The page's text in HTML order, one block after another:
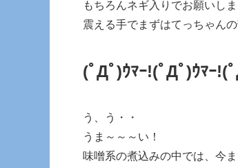
もちろんネギ入りでお願いしま
震える手でまずはてっちゃんの
(ﾟДﾟ)ｳﾏｰ!(ﾟДﾟ)ｳﾏｰ!(
う、う・・
うま～～～い！
味噌系の煮込みの中では、今